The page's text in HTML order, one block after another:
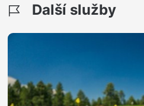
Další služby